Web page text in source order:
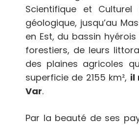
Scientifique et
géologique, jusqu’au
en Est, du bassin
forestiers, de leurs
des plaines agricoles
superficie de 2155 km², il
Var.
Par la beauté de ses